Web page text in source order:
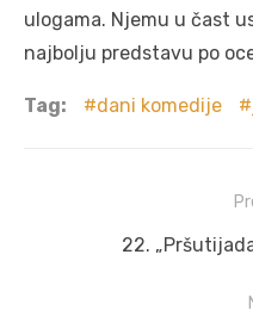
ulogama. Njemu u čast
najbolju predstavu po
Tag: dani komedije
navigationPrevious
22.